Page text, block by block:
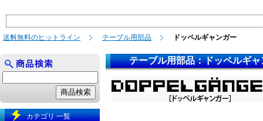
送料無料のヒットライン テーブル用部品 ドッペルギャンガー
テーブル用部品：ドッペルギャ
カテゴリ 一覧